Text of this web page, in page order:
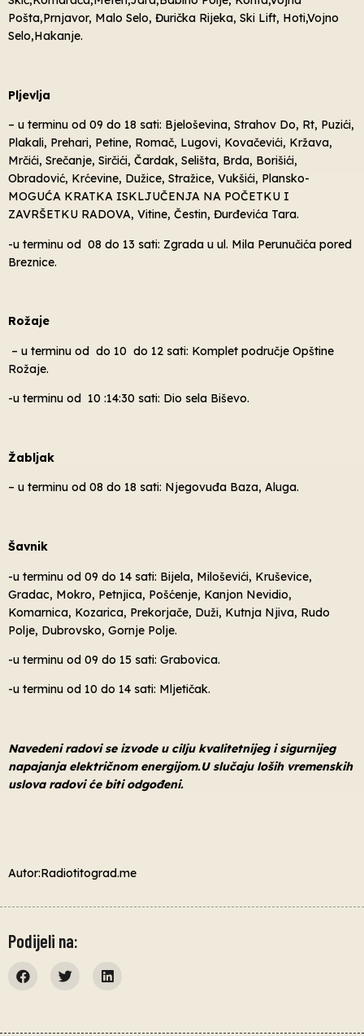
Pošta,Prnjavor, Malo Selo, Đurička Rijeka, Ski Lift, Hoti,Vojno
Selo,Hakanje.
Pljevlja
– u terminu od 09 do 18 sati: Bjeloševina, Strahov Do, Rt, Puzići,
Plakali, Prehari, Petine, Romač, Lugovi, Kovačevići, Kržava,
Mrčići, Srečanje, Sirčići, Čardak, Selišta, Brda, Borišići,
Obradović, Krćevine, Dužice, Stražice, Vukšići, Plansko-
MOGUĆA KRATKA ISKLJUČENJA NA POČETKU I
ZAVRŠETKU RADOVA, Vitine, Čestin, Đurđevića Tara.
-u terminu od 08 do 13 sati: Zgrada u ul. Mila Perunučića pored
Breznice.
Rožaje
– u terminu od do 10 do 12 sati: Komplet područje Opštine
Rožaje.
-u terminu od 10 :14:30 sati: Dio sela Biševo.
Žabljak
– u terminu od 08 do 18 sati: Njegovuđa Baza, Aluga.
Šavnik
-u terminu od 09 do 14 sati: Bijela, Miloševići, Kruševice,
Gradac, Mokro, Petnjica, Pošćenje, Kanjon Nevidio,
Komarnica, Kozarica, Prekorjače, Duži, Kutnja Njiva, Rudo
Polje, Dubrovsko, Gornje Polje.
-u terminu od 09 do 15 sati: Grabovica.
-u terminu od 10 do 14 sati: Mljetičak.
Navedeni radovi se izvode u cilju kvalitetnijeg i sigurnijeg
napajanja električnom energijom.U slučaju loših vremenskih
uslova radovi će biti odgođeni.
Autor:Radiotitograd.me
Podijeli na: